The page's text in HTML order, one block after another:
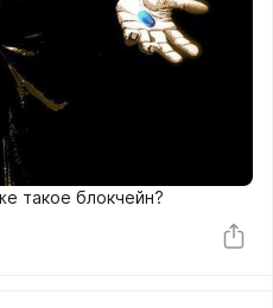
такое блокчейн?